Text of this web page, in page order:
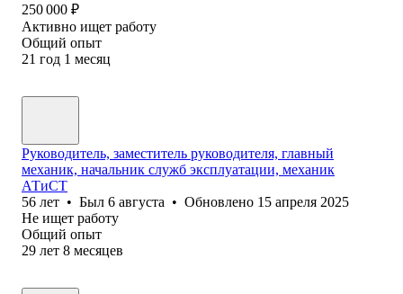
250 000 ₽
Активно ищет работу
Общий опыт
21 год 1 месяц
Руководитель, заместитель руководителя, главный
механик, начальник служб эксплуатации, механик
АТиСТ
56 лет • Был 6 августа • Обновлено 15 апреля 2025
Не ищет работу
Общий опыт
29 лет 8 месяцев